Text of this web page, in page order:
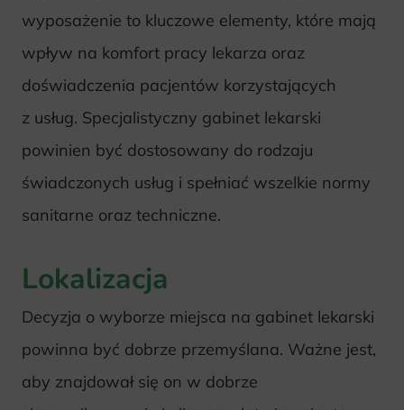
wyposażenie to kluczowe elementy, które mają
wpływ na komfort pracy lekarza oraz
doświadczenia pacjentów korzystających
z usług. Specjalistyczny gabinet lekarski
powinien być dostosowany do rodzaju
świadczonych usług i spełniać wszelkie normy
sanitarne oraz techniczne.
Lokalizacja
Decyzja o wyborze miejsca na gabinet lekarski
powinna być dobrze przemyślana. Ważne jest,
aby znajdował się on w dobrze